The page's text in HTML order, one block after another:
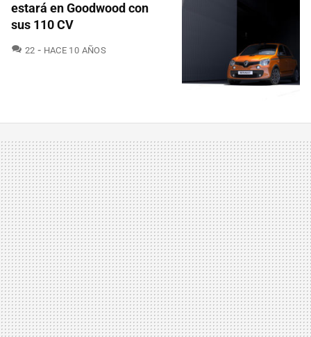
estará en Goodwood con
sus 110 CV
22 COMENTARIOS
HACE 10 AÑOS